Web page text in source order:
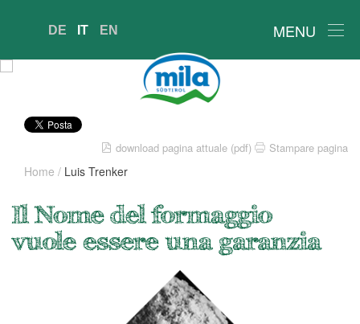
MENU
DE IT EN
download pagina attuale (pdf) Stampare pagina
Home / Luis Trenker